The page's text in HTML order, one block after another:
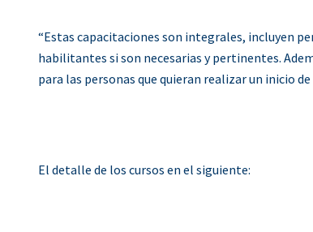
“Estas capacitaciones son integrales, incluyen
habilitantes si son necesarias y pertinentes.
para las personas que quieran realizar un inicio
El detalle de los cursos en el siguiente: